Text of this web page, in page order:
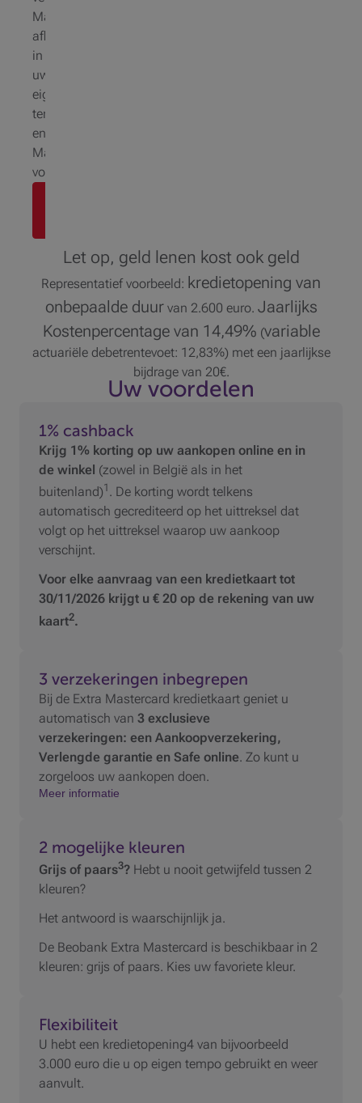
Maandelijkse
aflossingen
in
uw
eigen
tempo
en
Mastercard-
voordelen
Let op, geld lenen kost ook geld
Representatief voorbeeld: kredietopening van
onbepaalde duurvan 2.600 euro. Jaarlijks
Kostenpercentage van 14,49% (variable
actuariële debetrentevoet: 12,83%) met een jaarlijkse
bijdrage van 20€.
Uw voordelen
1% cashback
Krijg 1% korting op uw aankopen online en in
de winkel (zowel in België als in het
buitenland)1 . De korting wordt telkens
automatisch gecrediteerd op het uittreksel dat
volgt op het uittreksel waarop uw aankoop
verschijnt.
Voor elke aanvraag van een kredietkaart tot
30/11/2026 krijgt u € 20 op de rekening van uw
kaart2.
3 verzekeringen inbegrepen
Bij de Extra Mastercard kredietkaart geniet u
automatisch van 3 exclusieve
verzekeringen: een Aankoopverzekering,
Verlengde garantie en Safe online. Zo kunt u
zorgeloos uw aankopen doen.
Meer informatie
2 mogelijke kleuren
Grijs of paars3? Hebt u nooit getwijfeld tussen 2
kleuren?
Het antwoord is waarschijnlijk ja.
De Beobank Extra Mastercard is beschikbaar in 2
kleuren: grijs of paars. Kies uw favoriete kleur.
Flexibiliteit
U hebt een kredietopening4 van bijvoorbeeld
3.000 euro die u op eigen tempo gebruikt en weer
aanvult.